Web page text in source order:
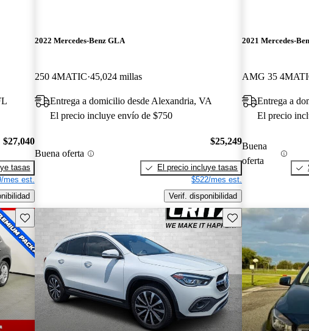
$27,040
tasas
mes est.
2022 Mercedes-Benz GLA
250 4MATIC 45,024 millas
Entrega a domicilio desde Alexandria, VA
El precio incluye envío de $750
Buena oferta
$25,249
El precio incluye tasas
$522/mes est.
Verif. disponibilidad
2021 Mercedes-
AMG 35
Entrega a
El precio
Buena
oferta
Guarda este Aviso Guarda este Aviso